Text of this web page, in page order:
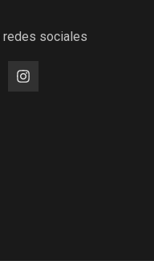
redes sociales